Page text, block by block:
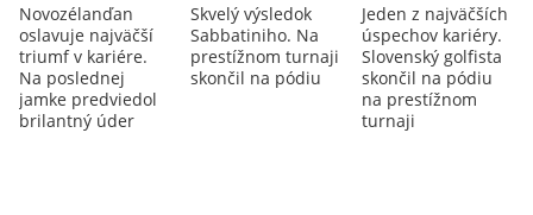
Novozélanďan
oslavuje najväčší
triumf v kariére.
Na poslednej
jamke predviedol
brilantný úder
Skvelý výsledok
Sabbatiniho. Na
prestížnom turnaji
skončil na pódiu
Jeden z najväčších
úspechov kariéry.
Slovenský golfista
skončil na pódiu
na prestížnom
turnaji